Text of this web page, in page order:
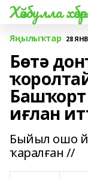
Хәйбулла
Яңылыҡтар 28
Бөтә
иғлан
Быйыл ошо
ҡаралған //